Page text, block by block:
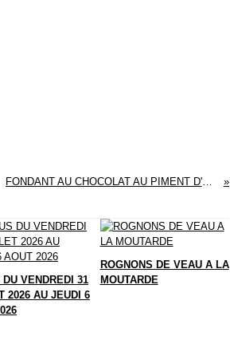
FONDANT AU CHOCOLAT AU PIMENT D'ESPELETTE
DU VENDREDI 31
2026 AU JEUDI 6
ROGNONS DE VEAU A LA
MOUTARDE